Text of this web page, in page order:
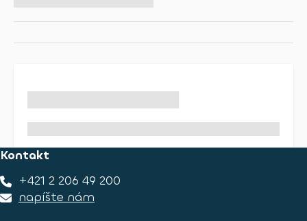
Kontakt
+421 2 206 49 200
napíšte nám